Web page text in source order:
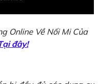
Online Về Nối Mi Của
đây!